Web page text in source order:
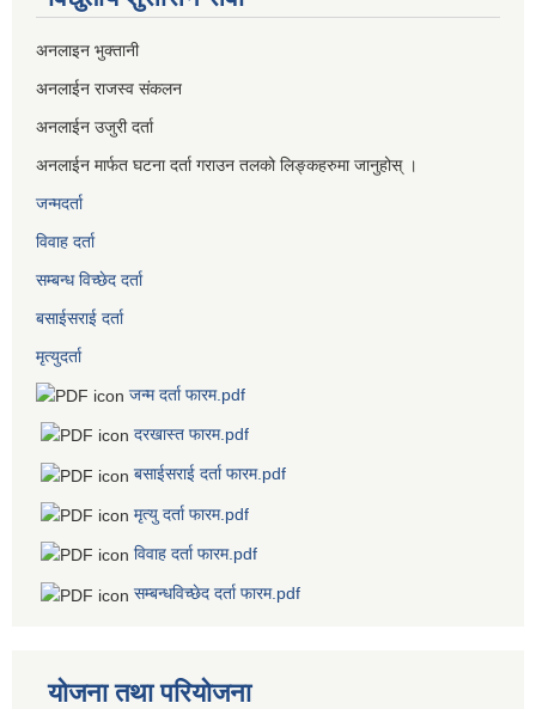
अनलाइन भुक्तानी
अनलाईन राजस्व संकलन
अनलाईन उजुरी दर्ता
अनलाईन मार्फत घटना दर्ता गराउन तलको लिङ्कहरुमा जानुहोस् ।
जन्मदर्ता
विवाह दर्ता
सम्बन्ध विच्छेद दर्ता
बसाईसराई दर्ता
मृत्युदर्ता
जन्म दर्ता फारम.pdf
दरखास्त फारम.pdf
बसाईसराई दर्ता फारम.pdf
मृत्यु दर्ता फारम.pdf
विवाह दर्ता फारम.pdf
सम्बन्धविच्छेद दर्ता फारम.pdf
योजना तथा परियोजना